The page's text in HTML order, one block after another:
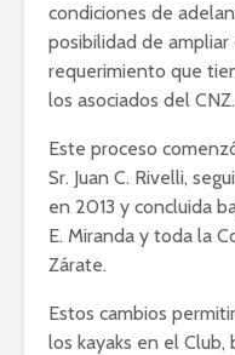
condiciones de
posibilidad de
requerimiento que
los asociados del CNZ.
Este proceso
Sr. Juan C. Rivelli,
en 2013 y concluida
E. Miranda y toda la
Zárate.
Estos cambios
los kayaks en el